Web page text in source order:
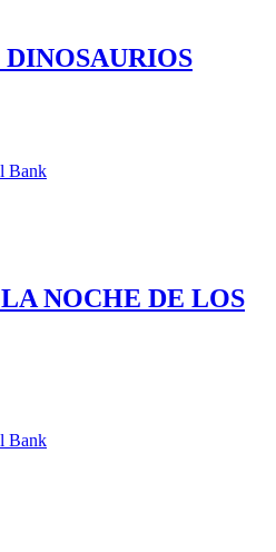
NOCHE DE LOS